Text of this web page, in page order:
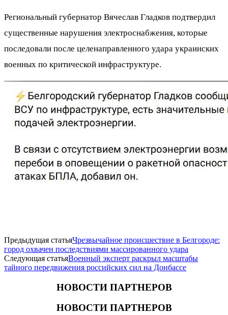
Региональный губернатор Вячеслав Гладков подтвердил
существенные нарушения электроснабжения, которые
последовали после целенаправленного удара украинских
военных по критической инфраструктуре.
Предыдущая статьяЧрезвычайное происшествие в Белгороде:
город охвачен последствиями массированного удара
Следующая статьяВоенный эксперт раскрыл масштабы
тайного передвижения российских сил на Донбассе
НОВОСТИ ПАРТНЕРОВ
НОВОСТИ ПАРТНЕРОВ